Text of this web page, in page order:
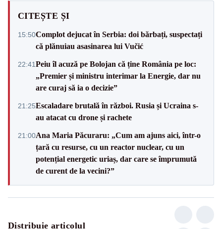
CITEȘTE ȘI
15:50Complot dejucat în Serbia: doi bărbați, suspectați
că plănuiau asasinarea lui Vučić
22:41Peiu îl acuză pe Bolojan că ține România pe loc:
„Premier și ministru interimar la Energie, dar nu
are curaj să ia o decizie”
21:25Escaladare brutală în război. Rusia și Ucraina s-
au atacat cu drone și rachete
21:00Ana Maria Păcuraru: „Cum am ajuns aici, într-o
țară cu resurse, cu un reactor nuclear, cu un
potențial energetic uriaș, dar care se împrumută
de curent de la vecini?”
Distribuie articolul